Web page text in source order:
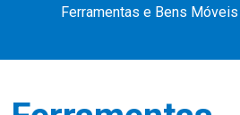
Ferramentas e Bens